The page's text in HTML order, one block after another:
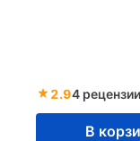
2.94 рецензии
В